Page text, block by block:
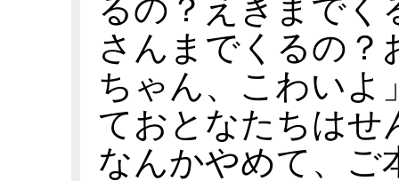
るの？えきまでく
さんまでくるの？
ちゃん、こわいよ
ておとなたちはせ
なんかやめて、ご